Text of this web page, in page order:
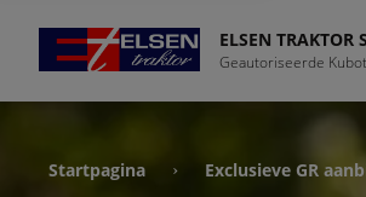
ELSEN TRAKTOR
Geautoriseerde
Startpagina › Exclusieve GR